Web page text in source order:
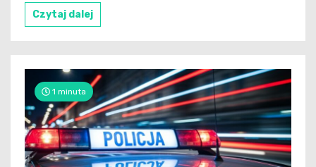
Czytaj dalej
1 minuta